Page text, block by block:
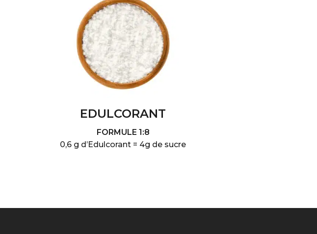
EDULCORANT
FORMULE 1:8
0,6 g d’Edulcorant = 4g de sucre